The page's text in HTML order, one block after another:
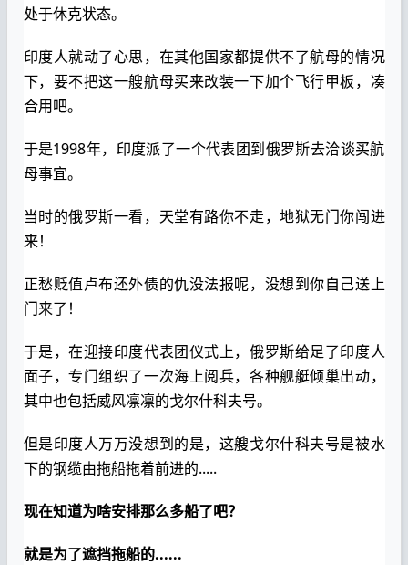
处于休克状态。
印度人就动了心思，在其他国家都提供不了航母的情况
下，要不把这一艘航母买来改装一下加个飞行甲板，凑
合用吧。
于是1998年，印度派了一个代表团到俄罗斯去洽谈买航
母事宜。
当时的俄罗斯一看，天堂有路你不走，地狱无门你闯进
来！
正愁贬值卢布还外债的仇没法报呢，没想到你自己送上
门来了！
于是，在迎接印度代表团仪式上，俄罗斯给足了印度人
面子，专门组织了一次海上阅兵，各种舰艇倾巢出动，
其中也包括威风凛凛的戈尔什科夫号。
但是印度人万万没想到的是，这艘戈尔什科夫号是被水
下的钢缆由拖船拖着前进的.....
现在知道为啥安排那么多船了吧？
就是为了遮挡拖船的......